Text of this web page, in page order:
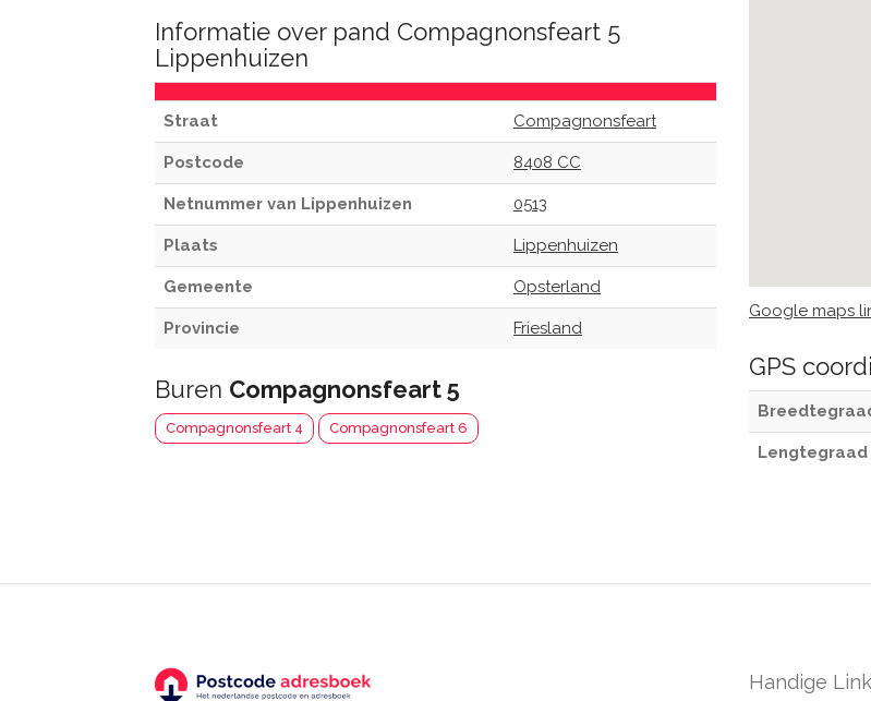
Informatie over pand Compagnonsfeart 5
Lippenhuizen
Straat Compagnonsfeart
Postcode 8408 CC
Netnummer van Lippenhuizen 0513
Plaats Lippenhuizen
Gemeente Opsterland
Provincie Friesland
Buren Compagnonsfeart 5
Compagnonsfeart 4 Compagnonsfeart 6
Google maps
GPS
Handige